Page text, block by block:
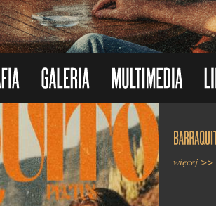
więcej >>